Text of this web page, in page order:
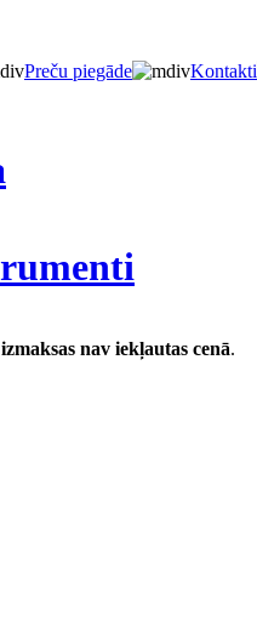
Preču piegāde Kontakti
nav iekļautas cenā.